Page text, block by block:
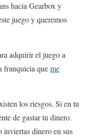
hacia Gearbox y
juego y queremos
adquirir el juego a
franquicia queme
los riesgos. Si en tu
de gastar tu dinero.
inviertas dinero en sus